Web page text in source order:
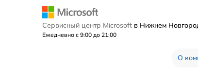
Сервисный центр Microsoft в Нижнем
Ежедневно с 9:00 до 21:00
О